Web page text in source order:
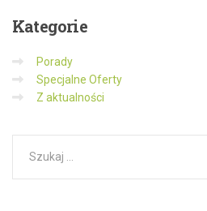
Kategorie
Porady
Specjalne Oferty
Z aktualności